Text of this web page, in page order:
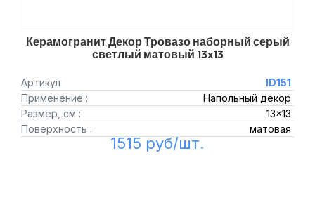
Керамогранит Декор Тровазо наборный серый
светлый матовый 13x13
Артикул
ID151
Применение :
Напольный декор
Размер, см :
13x13
Поверхность :
матовая
1515 руб/шт.